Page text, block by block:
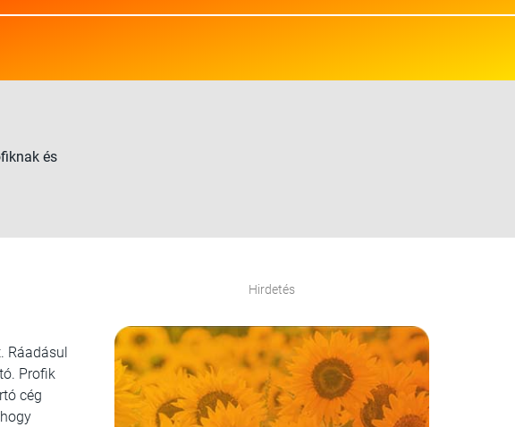
és
Ráadásul
Profik
cég
Hirdetés